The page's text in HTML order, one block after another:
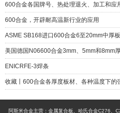
600合金各国牌号、热处理退火、加工和应
600合金，开辟耐高温新行业的应用
ASME SB168进口600合金6至20mm中厚
美国德国N06600合金3mm、5mm和8mm
ENICRFE-3焊条
收藏丨600合金各厚度板材、各种温度下的
阿斯米合金主营：金属复合板、哈氏合金C276、